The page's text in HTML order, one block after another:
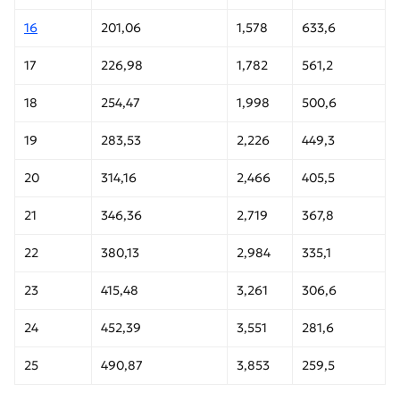
16 201,06 1,578 633,6
17 226,98 1,782 561,2
18 254,47 1,998 500,6
19 283,53 2,226 449,3
20 314,16 2,466 405,5
21 346,36 2,719 367,8
22 380,13 2,984 335,1
23 415,48 3,261 306,6
24 452,39 3,551 281,6
25 490,87 3,853 259,5